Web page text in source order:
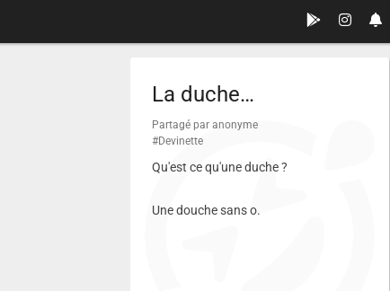
La duche…
Partagé par anonyme
#Devinette
Qu'est ce qu'une duche ?
Une douche sans o.